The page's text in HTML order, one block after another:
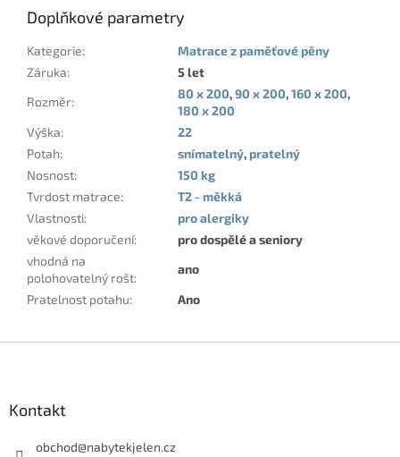
Doplňkové parametry
Kategorie:
Matrace z paměťové pěny
Záruka:
5 let
Rozměr:
80 x 200,90 x 200,160 x 200,
180 x 200
Výška:
22
Potah: snímatelný,pratelný
Nosnost:
150 kg
Tvrdost matrace:
T2 - měkká
Vlastnosti:
pro alergiky
věkové doporučení:
pro dospělé a seniory
vhodná na
polohovatelný rošt:
ano
Pratelnost potahu: Ano
Kontakt
obchod@nabytekjelen.cz